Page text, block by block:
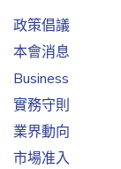
政策倡議
本會消息
Business
實務守則
業界動向
市場准入